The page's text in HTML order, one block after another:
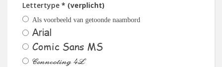
Lettertype * (verplicht)
Als voorbeeld van getoonde naambord
Arial
Comic Sans MS
Connecting 4L